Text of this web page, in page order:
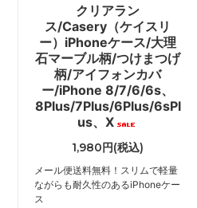
クリアラン
ス/Casery（ケイスリ
ー）iPhoneケース/大理
石マーブル柄/つけまつげ
柄/アイフォンカバ
ー/iPhone 8/7/6/6s、
8Plus/7Plus/6Plus/6sPl
us、X
1,980円(税込)
メール便送料無料！スリムで軽量
ながらも耐久性のあるiPhoneケー
ス